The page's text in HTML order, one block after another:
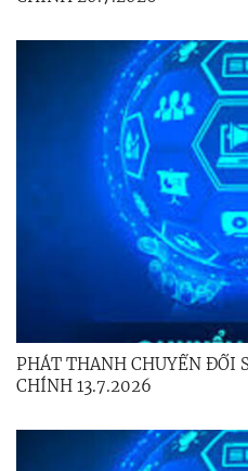
PHÁT THANH CHUYỂN ĐỔI
CHÍNH 13.7.2026